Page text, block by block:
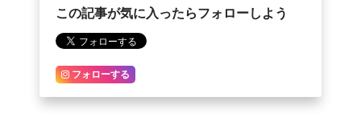
この記事が気に入ったらフォローしよう
フォローする